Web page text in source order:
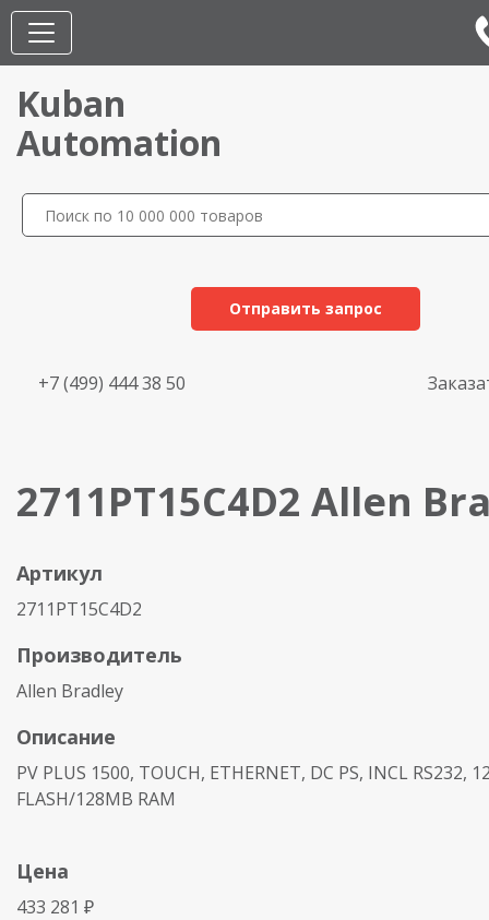
Kuban
Automation
Отправить запрос
+7 (499) 444 38 50
2711PT15C4D2 Allen
Артикул
2711PT15C4D2
Производитель
Allen Bradley
Описание
PV PLUS 1500, TOUCH, ETHERNET, DC PS, INCL RS232,
FLASH/128MB RAM
Цена
433 281 ₽